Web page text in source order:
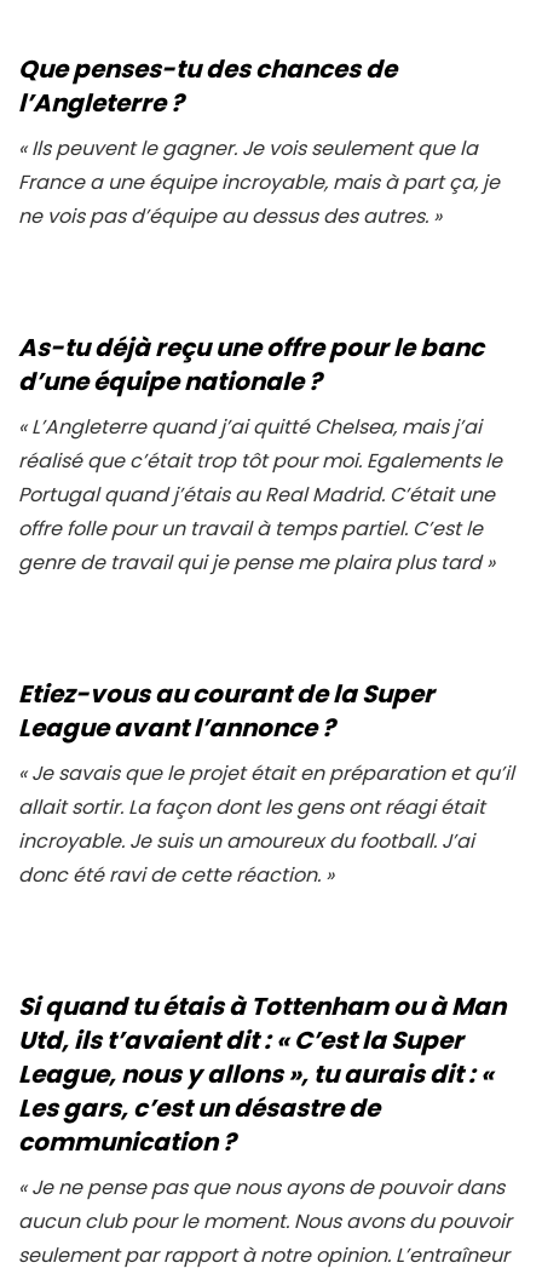
Que penses-tu des chances de
l’Angleterre ?
« Ils peuvent le gagner. Je vois seulement que la
France a une équipe incroyable, mais à part ça, je
ne vois pas d’équipe au dessus des autres. »
As-tu déjà reçu une offre pour lebanc
d’une équipe nationale ?
« L’Angleterre quand j’ai quitté Chelsea, mais j’ai
réalisé que c’était trop tôt pour moi. Egalements le
Portugal quand j’étais au Real Madrid. C’était une
offre folle pour un travail à temps partiel. C’est le
genre de travail qui je pense me plaira plus tard»
Etiez-vous au courant de la Super
League avant l’annonce ?
« Je savais que le projet était en préparation et qu’il
allait sortir. La façon dont les gens ont réagi était
incroyable. Je suis un amoureux du football. J’ai
donc été ravi de cette réaction. »
Si quand tu étais à Tottenham ou à Man
Utd, ils t’avaient dit : « C’est la Super
League, nous y allons », tu aurais dit : «
Les gars, c’est un désastre de
communication ?
« Je ne pense pas que nous ayons de pouvoir dans
aucun club pour le moment. Nous avons du pouvoir
seulement par rapport à notre opinion. L’entraîneur